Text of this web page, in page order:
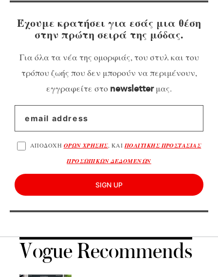
Έχουμε κρατήσει για εσάς μια θέση
στην πρώτη σειρά της μόδας.
Για όλα τα νέα της ομορφιάς, του στυλ και του
τρόπου ζωής που δεν μπορούν να περιμένουν,
εγγραφείτε στο newsletterμας.
ΑΠΟΔΟΧΗ ΟΡΩΝ ΧΡΗΣΗΣ, ΚΑΙ ΠΟΛΙΤΙΚΗΣ ΠΡΟΣΤΑΣΙΑΣ
ΠΡΟΣΩΠΙΚΩΝ ΔΕΔΟΜΕΝΩΝ
SIGN UP
Vogue Recommends